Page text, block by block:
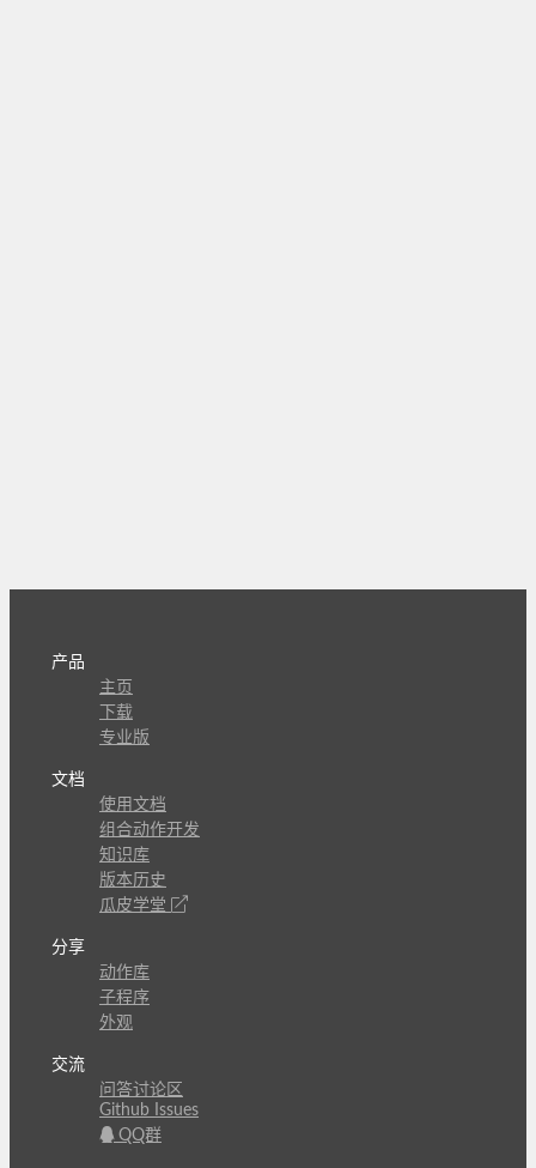
产品
主页
下载
专业版
文档
使用文档
组合动作开发
知识库
版本历史
瓜皮学堂
分享
动作库
子程序
外观
交流
问答讨论区
Github Issues
QQ群